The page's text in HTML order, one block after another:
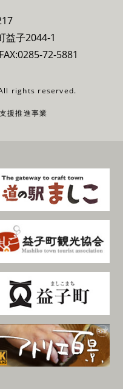
益子2044-1
72-5881
rights reserved.
援推進事業